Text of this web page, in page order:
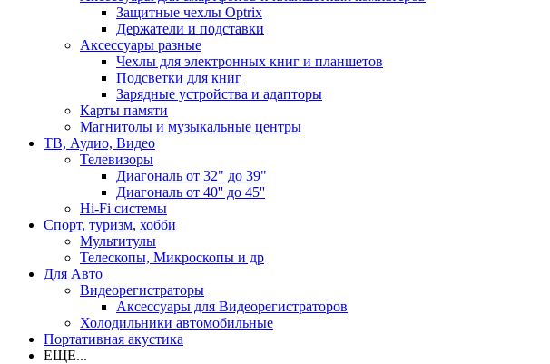
Защитные чехлы Optrix
Держатели и подставки
Аксессуары разные
Чехлы для электронных книг и планшетов
Подсветки для книг
Зарядные устройства и адапторы
Карты памяти
Магнитолы и музыкальные центры
ТВ, Аудио, Видео
Телевизоры
Диагональ от 32" до 39"
Диагональ от 40'' до 45''
Hi-Fi системы
Спорт, туризм, хобби
Мультитулы
Телескопы, Микроскопы и др
Для Авто
Видеорегистраторы
Аксессуары для Видеорегистраторов
Холодильники автомобильные
Портативная акустика
ЕЩЕ...